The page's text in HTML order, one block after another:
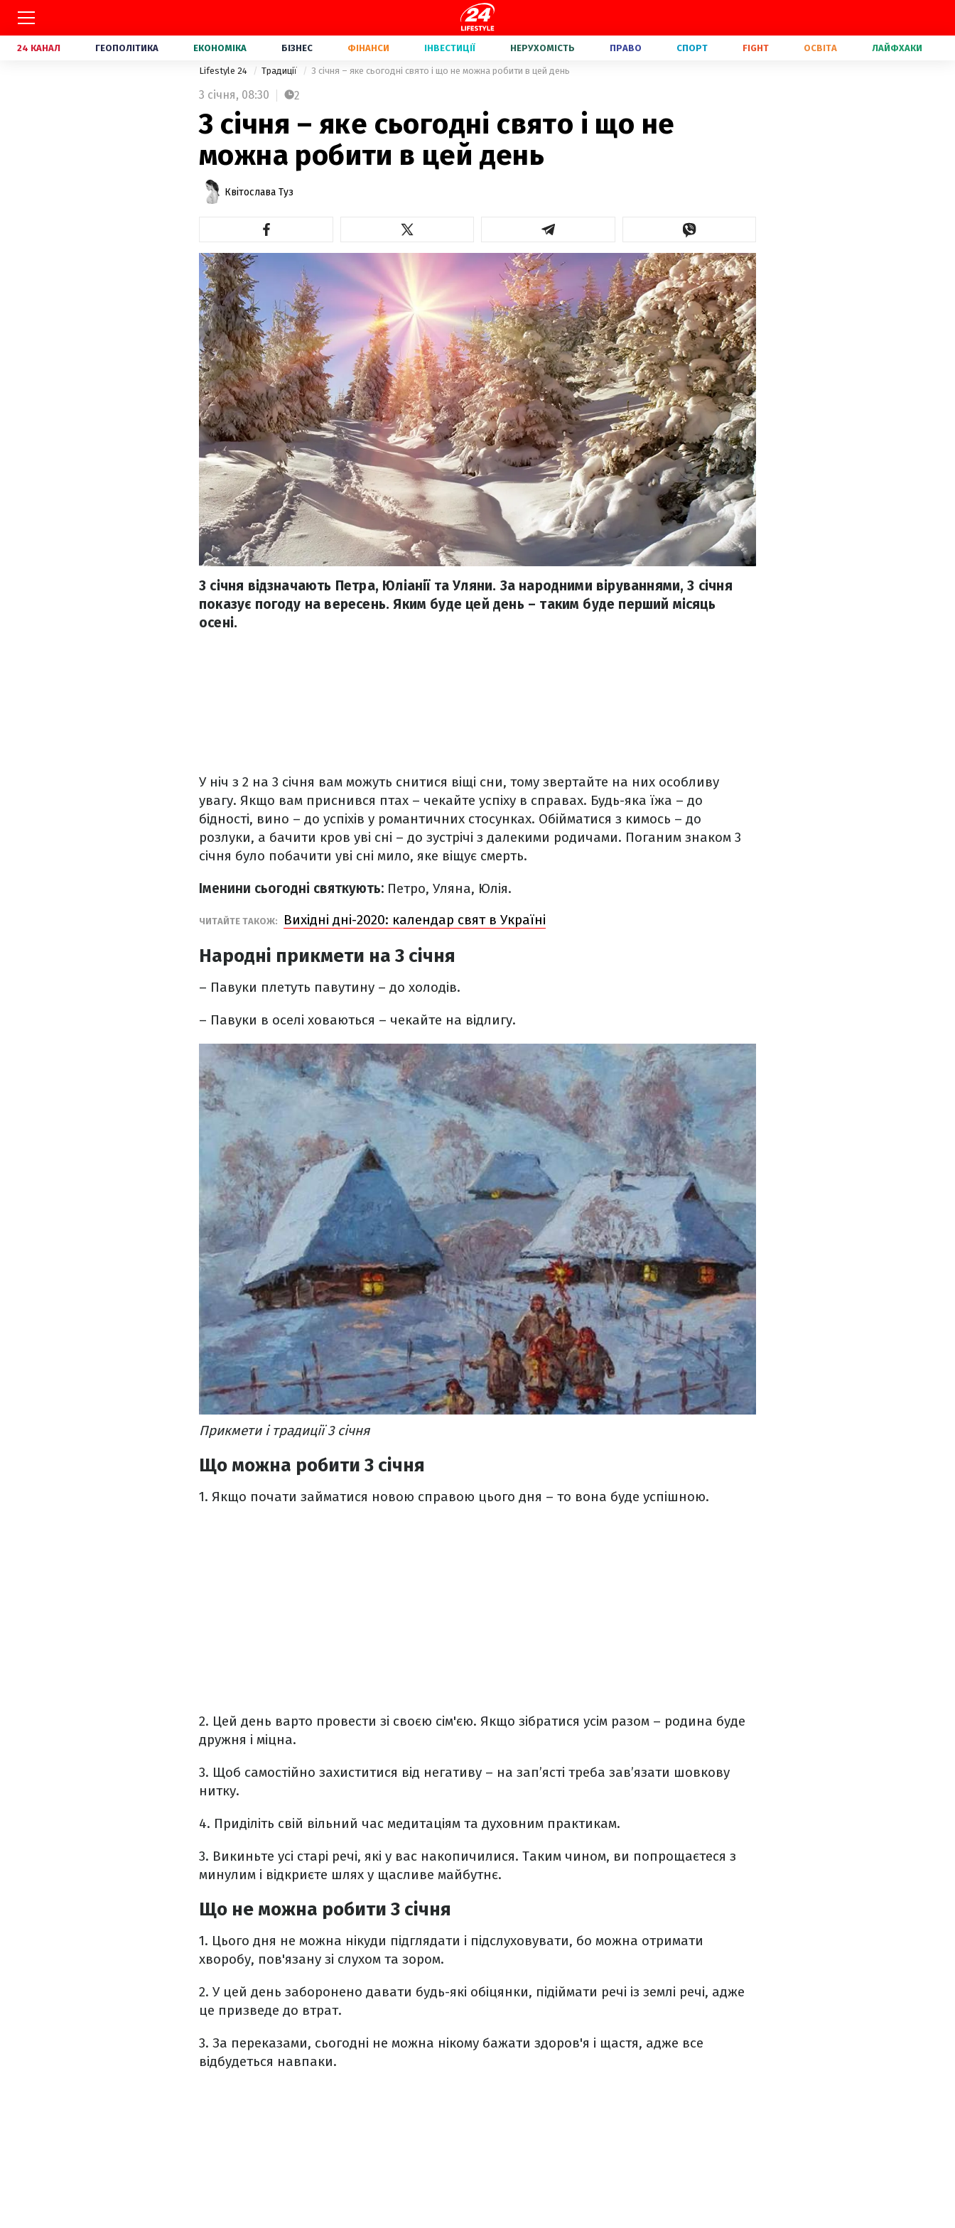
24 КАНАЛ ГЕОПОЛІТИКА ЕКОНОМІКА БІЗНЕС ФІНАНСИ ІНВЕСТИЦІЇ НЕРУХОМІСТЬ ПРАВО СПОРТ FIGHT ОСВІТА ЛАЙФХАКИ
Lifestyle 24 Традиції 3 січня – яке сьогодні свято і що не можна робити в цей день
3 січня, 08:30 2
3 січня – яке сьогодні свято і що не
можна робити в цей день
Квітослава Туз
3 січня відзначають Петра, Юліанії та Уляни. За народними віруваннями, 3 січня
показує погоду на вересень. Яким буде цей день – таким буде перший місяць
осені.
У ніч з 2 на 3 січня вам можуть снитися віщі сни, тому звертайте на них особливу
увагу. Якщо вам приснився птах – чекайте успіху в справах. Будь-яка їжа – до
бідності, вино – до успіхів у романтичних стосунках. Обійматися з кимось – до
розлуки, а бачити кров уві сні – до зустрічі з далекими родичами. Поганим знаком 3
січня було побачити уві сні мило, яке віщує смерть.
Іменини сьогодні святкують: Петро, Уляна, Юлія.
ЧИТАЙТЕ ТАКОЖ: Вихідні дні-2020: календар свят в Україні
Народні прикмети на 3 січня
– Павуки плетуть павутину – до холодів.
– Павуки в оселі ховаються – чекайте на відлигу.
Прикмети і традиції 3 січня
Що можна робити 3 січня
1. Якщо почати займатися новою справою цього дня – то вона буде успішною.
2. Цей день варто провести зі своєю сім'єю. Якщо зібратися усім разом – родина буде
дружня і міцна.
3. Щоб самостійно захиститися від негативу – на зап’ясті треба зав’язати шовкову
нитку.
4. Приділіть свій вільний час медитаціям та духовним практикам.
3. Викиньте усі старі речі, які у вас накопичилися. Таким чином, ви попрощаєтеся з
минулим і відкриєте шлях у щасливе майбутнє.
Що не можна робити 3 січня
1. Цього дня не можна нікуди підглядати і підслуховувати, бо можна отримати
хворобу, пов'язану зі слухом та зором.
2. У цей день заборонено давати будь-які обіцянки, підіймати речі із землі речі, адже
це призведе до втрат.
3. За переказами, сьогодні не можна нікому бажати здоров'я і щастя, адже все
відбудеться навпаки.